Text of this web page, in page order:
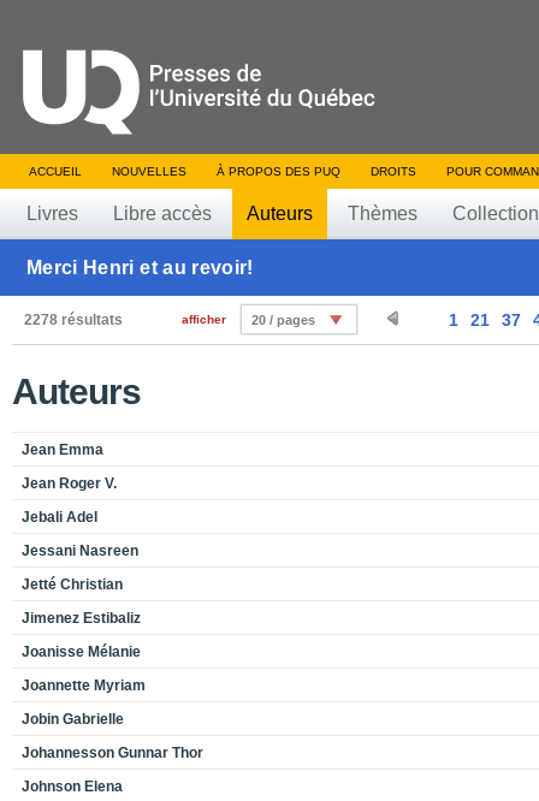
ACCUEIL NOUVELLES À PROPOS DES PUQ DROITS POUR
Livres Libre accès Auteurs Thèmes
Merci Henri et au revoir!
2278 résultats 1 21 37
afficher 20 / pages
Auteurs
Jean Emma
Jean Roger V.
Jebali Adel
Jessani Nasreen
Jetté Christian
Jimenez Estibaliz
Joanisse Mélanie
Joannette Myriam
Jobin Gabrielle
Johannesson Gunnar Thor
Johnson Elena